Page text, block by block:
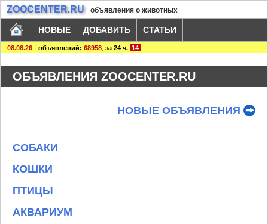
ZOOCENTER.RU объявления о животных
НОВЫЕ ДОБАВИТЬ СТАТЬИ
08.08.26 - объявлений: 68958 за 24 ч. 14
ОБЪЯВЛЕНИЯ ZOOCENTER.RU
НОВЫЕ ОБЪЯВЛЕНИЯ
СОБАКИ
КОШКИ
ПТИЦЫ
АКВАРИУМ